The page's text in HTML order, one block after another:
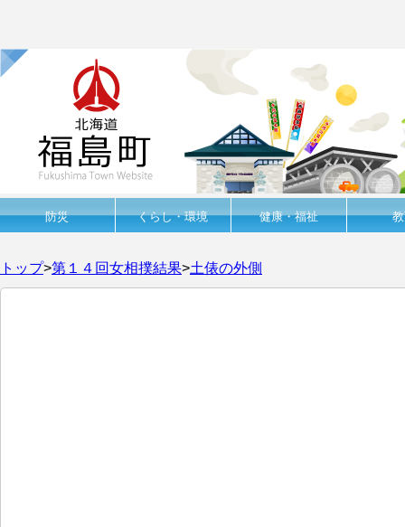
防災 くらし・環境 健康・福祉
トップ>第１４回女相撲結果>土俵の外側